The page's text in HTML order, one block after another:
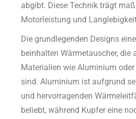
abgibt. Diese Technik trägt
Motorleistung und
Die grundlegenden Designs
beinhalten Wärmetauscher, die
Materialien wie Aluminium
sind. Aluminium ist aufgrund
und hervorragenden
beliebt, während Kupfer eine